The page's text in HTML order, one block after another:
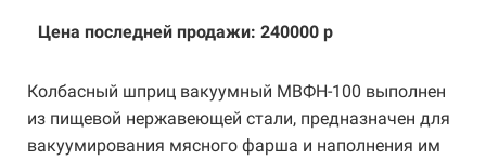
Цена последней продажи: 240000 р
Колбасный шприц вакуумный МВФН-100 выполнен
из пищевой нержавеющей стали, предназначен для
вакуумирования мясного фарша и наполнения им